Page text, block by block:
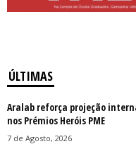
ÚLTIMAS
Aralab reforça projeção
nos Prémios Heróis PME
7 de Agosto, 2026